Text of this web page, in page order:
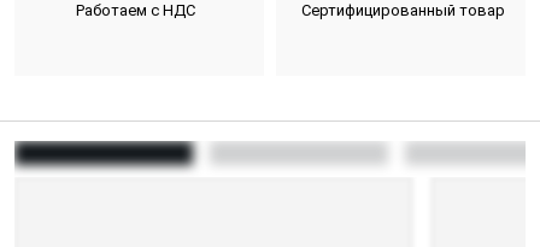
Работаем с НДС Сертифицированный товар